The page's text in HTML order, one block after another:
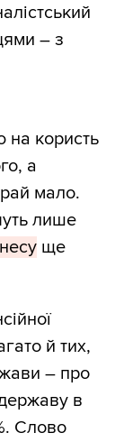
– з
на користь
а
мало.
лише
ще
й тих,
– про
в
Слово